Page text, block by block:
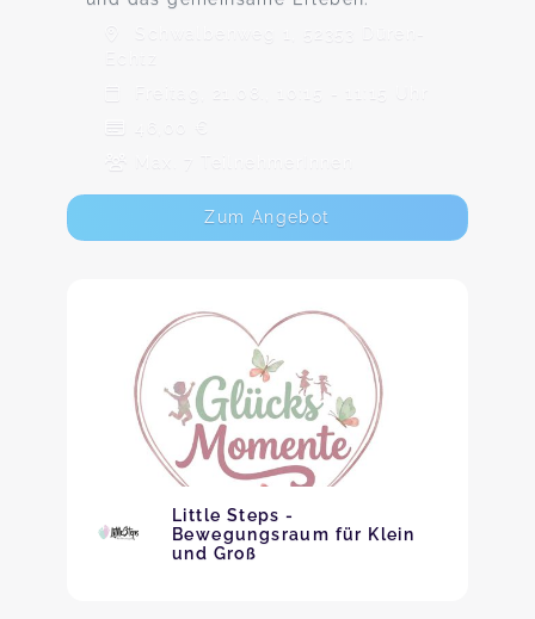
Schwalbenweg 1, 52353 Düren-
Echtz
Freitag, 21.08., 10:15 - 11:15 Uhr
46,00 €
Max. 7 TeilnehmerInnen
Zum Angebot
Little Steps -
Bewegungsraum für Klein
und Groß